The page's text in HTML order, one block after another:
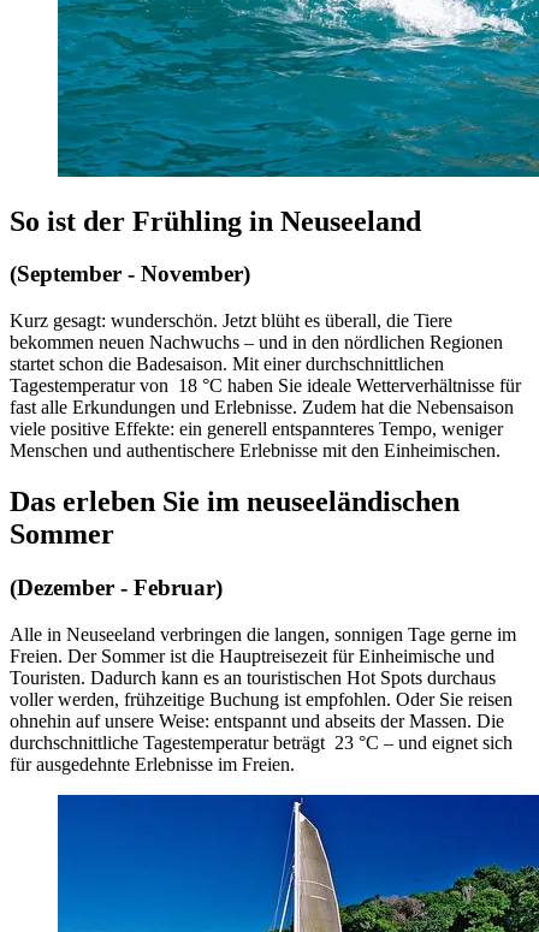
So ist der Frühling in Neuseeland
(September - November)
Kurz gesagt: wunderschön. Jetzt blüht es überall, die Tiere
bekommen neuen Nachwuchs – und in den nördlichen Regionen
startet schon die Badesaison. Mit einer durchschnittlichen
Tagestemperatur von 18 °C haben Sie ideale Wetterverhältnisse für
fast alle Erkundungen und Erlebnisse. Zudem hat die Nebensaison
viele positive Effekte: ein generell entspannteres Tempo, weniger
Menschen und authentischere Erlebnisse mit den Einheimischen.
Das erleben Sie im neuseeländischen
Sommer
(Dezember - Februar)
Alle in Neuseeland verbringen die langen, sonnigen Tage gerne im
Freien. Der Sommer ist die Hauptreisezeit für Einheimische und
Touristen. Dadurch kann es an touristischen Hot Spots durchaus
voller werden, frühzeitige Buchung ist empfohlen. Oder Sie reisen
ohnehin auf unsere Weise: entspannt und abseits der Massen. Die
durchschnittliche Tagestemperatur beträgt 23 °C – und eignet sich
für ausgedehnte Erlebnisse im Freien.